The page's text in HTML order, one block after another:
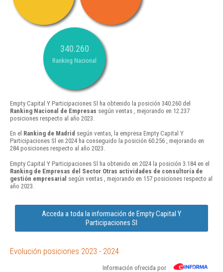
340.260
Ranking Nacional
Empty Capital Y Participaciones Sl ha obtenido la posición 340.260 del
Ranking Nacional de Empresas según ventas , mejorando en 12.237
posiciones respecto al año 2023.
En el Ranking de Madrid según ventas, la empresa Empty Capital Y
Participaciones Sl en 2024 ha conseguido la posición 60.256 , mejorando en
284 posiciones respecto al año 2023.
Empty Capital Y Participaciones Sl ha obtenido en 2024 la posición 3.184 en el
Ranking de Empresas del Sector Otras actividades de consultoría de
gestión empresarial según ventas , mejorando en 157 posiciones respecto al
año 2023.
Acceda a toda la información de Empty Capital Y
Participaciones Sl
Evolución posiciones 2023 - 2024
Información ofrecida por